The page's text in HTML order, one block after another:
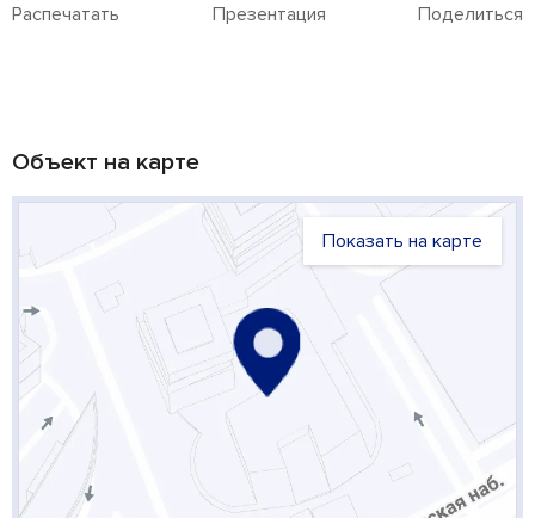
Распечатать Презентация Поделиться
Объект на карте
Показать на карте